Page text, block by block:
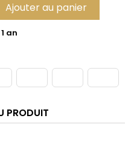
Ajouter au panier
an
PRODUIT